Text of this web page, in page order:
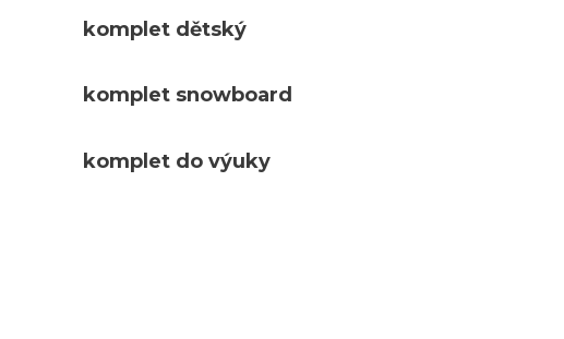
komplet dětský
komplet snowboard
komplet do výuky